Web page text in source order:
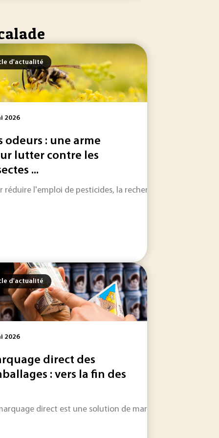
l’environnement, les inégalités et la démocratie.
sécurisée résistante à toute attaque informatique.
d'actualité
2026
odeurs : une arme
lutter contre les
...
réduire l'emploi de pesticides, la recherche
inédite pour contrer ce que Washington qualifie...
SKF Magnetic Mechatronics (S2M) en partenariat avec
d'actualité
2026
direct des
: vers la fin des
direct est une solution de marquage consistant